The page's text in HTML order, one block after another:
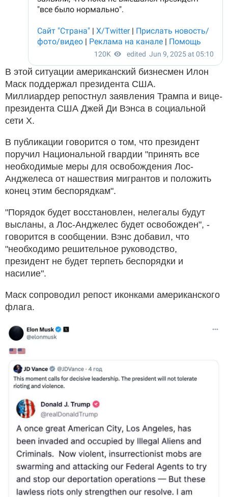
В этой ситуации американский бизнесмен Илон
Маск поддержал президента США.
Миллиардер репостнул заявления Трампа и вице-
президента США Джей Ди Вэнса в социальной
сети Х.
В публикации говорится о том, что президент
поручил Национальной гвардии "принять все
необходимые меры для освобождения Лос-
Анджелеса от нашествия мигрантов и положить
конец этим беспорядкам".
"Порядок будет восстановлен, нелегалы будут
высланы, а Лос-Анджелес будет освобожден", -
говорится в сообщении. Вэнс добавил, что
"необходимо решительное руководство,
президент не будет терпеть беспорядки и
насилие".
Маск сопроводил репост иконками американского
флага.